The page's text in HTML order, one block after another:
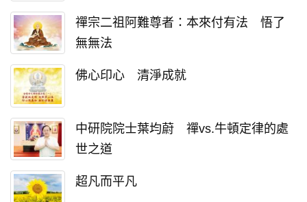
禪宗二祖阿難尊者：本來付有法 悟了
無無法
佛心印心 清淨成就
中研院院士葉均蔚 禪vs.牛頓定律的處
世之道
超凡而平凡